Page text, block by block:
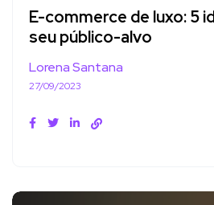
E-commerce de luxo: 5
seu público-alvo
Lorena Santana
27/09/2023